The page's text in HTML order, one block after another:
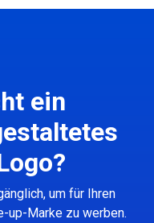
ein
um für Ihren
up-Marke zu werben.